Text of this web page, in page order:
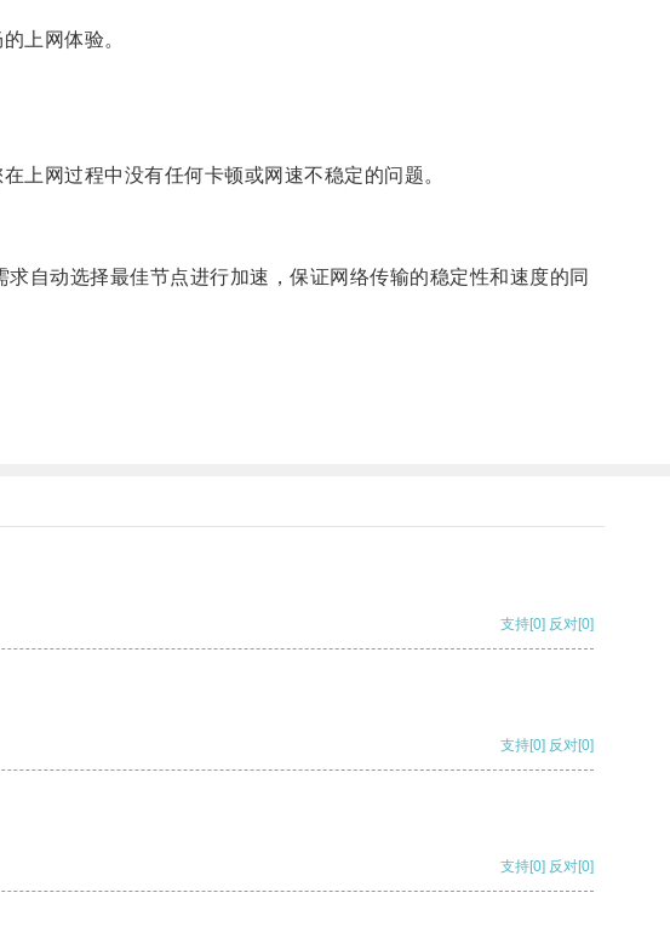
上网体验。
网过程中没有任何卡顿或网速不稳定的问题。
动选择最佳节点进行加速，保证网络传输的稳定性和速度的同
支持[0] 反对[0]
支持[0] 反对[0]
支持[0] 反对[0]